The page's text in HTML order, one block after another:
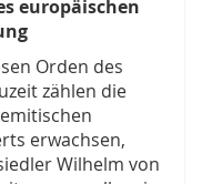
europäischen
Orden des
zählen die
erwachsen,
Wilhelm von